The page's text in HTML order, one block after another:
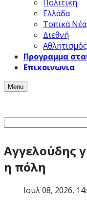
Πολιτική
Ελλάδα
Τοπικά Νέα
Διεθνή
Αθλητισμός
Προγραμμα
Επικοινωνια
Menu
Αγγελούδης
η πόλη
Ιουλ 08, 2026,